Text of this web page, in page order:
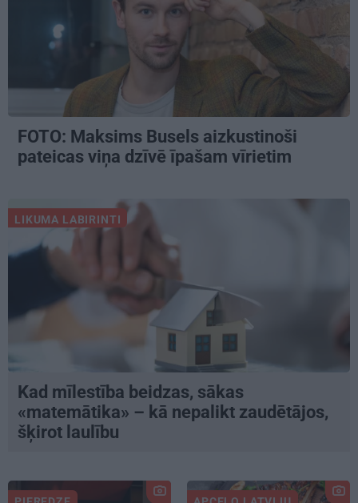
FOTO: Maksims Busels aizkustinoši
pateicas viņa dzīvē īpašam vīrietim
LIKUMA LABIRINTI
Kad mīlestība beidzas, sākas
«matemātika» – kā nepalikt zaudētājos,
šķirot laulību